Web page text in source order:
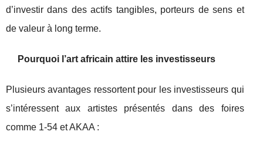
d’investir dans des actifs tangibles, porteurs de sens et
de valeur à long terme.
Pourquoi l’art africain attire les investisseurs
Plusieurs avantages ressortent pour les investisseurs qui
s’intéressent aux artistes présentés dans des foires
comme 1-54 et AKAA :